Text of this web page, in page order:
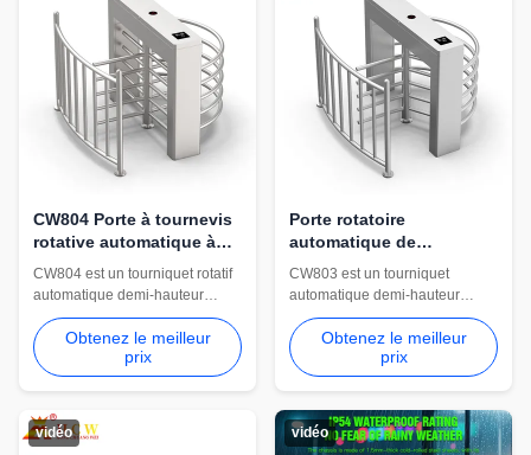
CW804 Porte à tournevis
rotative automatique à
demi-hauteur
CW804 est un tourniquet rotatif
automatique demi-hauteur
SUS304 pour l'accès contrôlé
des piétons. Il prend en charge
le passage unidirectionnel,
l'ouverture en 0,5 seconde, la
RS485, la protection anti-
pincement et le fonctionnement
Obtenez le meilleur
prix
Porte rotatoire
automatique de
tourniquet de demi taille
de CW803 SUS304
CW803 est un tourniquet
automatique demi-hauteur
SUS304 avec un moteur sans
balais, un passage de 550 mm,
un fonctionnement
bidirectionnel, une ouverture de
IP42, un débit de 30 à 45
personnes/min et une
Obtenez le meilleur
prix
vidéo vidéo